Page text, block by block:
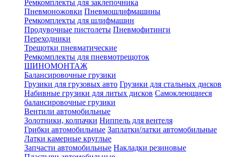
Ремкомплекты для заклепочника
Пневмоножовки Пневмошлифмашины
Ремкомплекты для шлифмашин
Продувочные пистолеты Пневмофитинги
Переходники
Трещотки пневматические
Ремкомплекты для пневмотрещоток
ШИНОМОНТАЖ
Балансировочные грузики
Грузики для грузовых авто Грузики для стальных дисков
Набивные грузики для литых дисков Самоклеющиеся
балансировочные грузики
Вентили автомобильные
Золотники, колпачки Ниппель для вентеля
Грибки автомобильные Заплатки/латки автомобильные
Латки камерные круглые
Запчасти автомобильные Накладки резиновые